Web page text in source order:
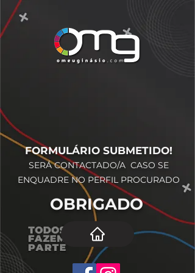
FORMULÁRIO SUBMETIDO!
SERÁ CONTACTADO/A CASO SE
ENQUADRE NO PERFIL PROCURADO
OBRIGADO